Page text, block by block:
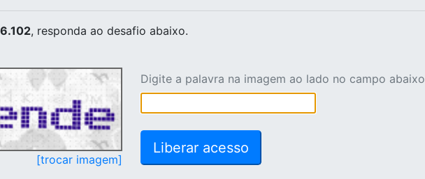
, responda ao desafio abaixo.
[trocar imagem]
Digite a palavra na imagem ao lado no campo abaixo